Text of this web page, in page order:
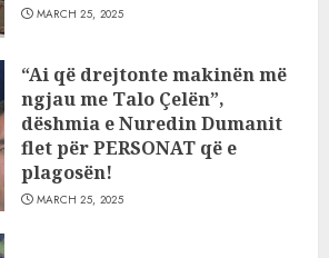
MARCH 25, 2025
“Ai që drejtonte makinën më
ngjau me Talo Çelën”,
dëshmia e Nuredin Dumanit
flet për PERSONAT që e
plagosën!
MARCH 25, 2025